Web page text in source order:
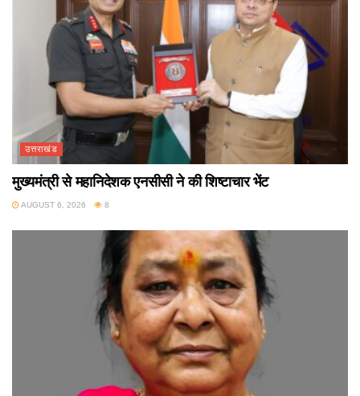
उत्तराखंड
मुख्यमंत्री से महानिदेशक एनसीसी ने की शिष्टाचार भेंट
AUGUST 6, 2026 8